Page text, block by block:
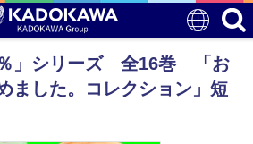
％」シリーズ 全16巻 「お
ました。コレクション」短